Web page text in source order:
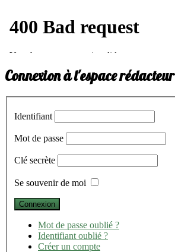
Connexion à l'espace rédacteur
Identifiant
Mot de passe
Clé secrète
Se souvenir de moi
Mot de passe oublié ?
Identifiant oublié ?
Créer un compte